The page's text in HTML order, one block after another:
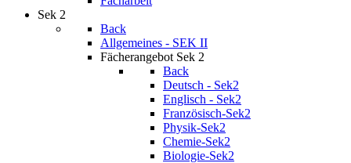
Sek 2
Back
Allgemeines - SEK II
Fächerangebot Sek 2
Back
Deutsch - Sek2
Englisch - Sek2
Französisch-Sek2
Physik-Sek2
Chemie-Sek2
Biologie-Sek2